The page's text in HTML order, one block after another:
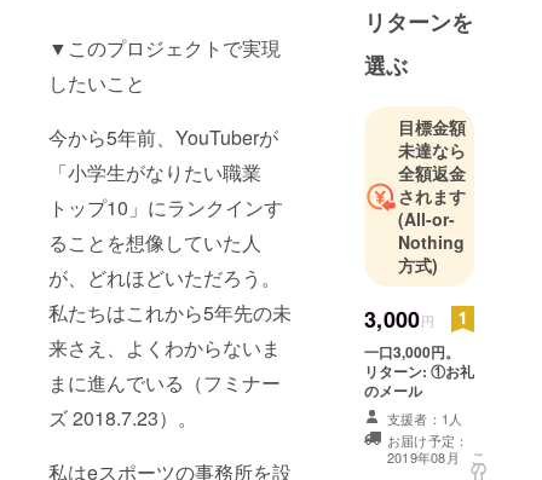
▼このプロジェクトで実現
したいこと
今から5年前、YouTuberが
「小学生がなりたい職業
トップ10」にランクインす
ることを想像していた人
が、どれほどいただろう。
私たちはこれから5年先の未
来さえ、よくわからないま
まに進んでいる（フミナー
ズ 2018.7.23）。
私はeスポーツの事務所を設
リターンを
選ぶ
目標金額
未達なら
全額返金
されます
(All-or-
Nothing
方式)
3,000円
一口3,000円。
リターン: ①お礼
のメール
支援者：1人
お届け予定：
2019年08月
こ
の